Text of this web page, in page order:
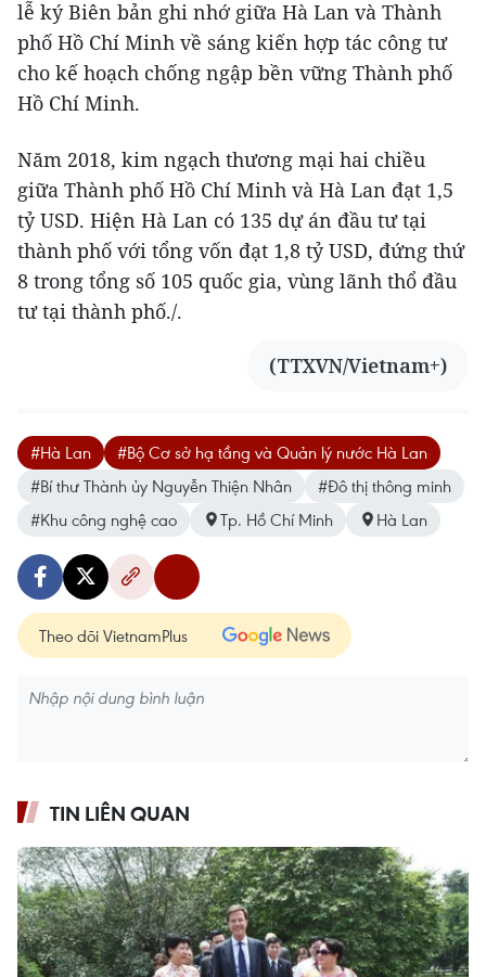
lễ ký Biên bản ghi nhớ giữa Hà Lan và Thành
phố Hồ Chí Minh về sáng kiến hợp tác công tư
cho kế hoạch chống ngập bền vững Thành phố
Hồ Chí Minh.
Năm 2018, kim ngạch thương mại hai chiều
giữa Thành phố Hồ Chí Minh và Hà Lan đạt 1,5
tỷ USD. Hiện Hà Lan có 135 dự án đầu tư tại
thành phố với tổng vốn đạt 1,8 tỷ USD, đứng thứ
8 trong tổng số 105 quốc gia, vùng lãnh thổ đầu
tư tại thành phố./.
(TTXVN/Vietnam+)
#Hà Lan
#Bộ Cơ sở hạ tầng và Quản lý nước Hà Lan
#Bí thư Thành ủy Nguyễn Thiện Nhân
#Đô thị thông minh
#Khu công nghệ cao
Tp. Hồ Chí Minh Hà Lan
Theo dõi VietnamPlus
TIN LIÊN QUAN